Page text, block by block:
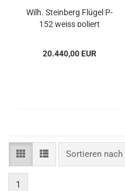
Wilh. Stein­berg Flü­gel P-
152 weiss po­liert
20.440,00 EUR
Sortieren nach
Sortieren nach
1